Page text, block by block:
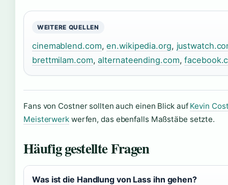
WEITERE QUELLEN
cinemablend.com,en.wikipedia.org,
brettmilam.com,alternateending.com,
Fans von Costner sollten auch einen Blick auf Kevin
Meisterwerkwerfen, das ebenfalls Maßstäbe setzte.
Häufig gestellte Fragen
Was ist die Handlung von Lass ihn gehen?